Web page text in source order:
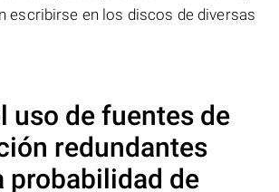
escribirse en los discos de diversas
uso de fuentes de
redundantes
probabilidad de